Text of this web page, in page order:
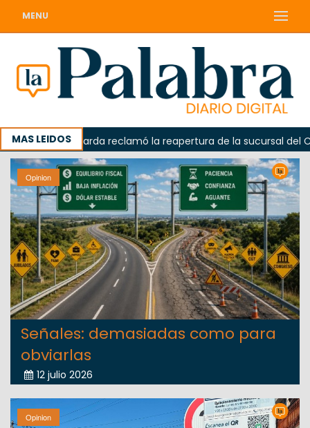
MENU
MAS LEIDOSOdarda reclamó la reapertura de la sucursal del
Opinion
Señales: demasiadas como para
obviarlas
12 julio 2026
Opinion